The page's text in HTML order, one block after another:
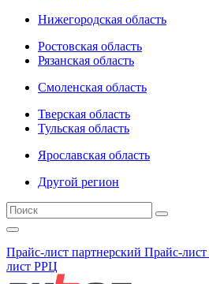
Нижегородская область
Ростовская область
Рязанская область
Смоленская область
Тверская область
Тульская область
Ярославская область
Другой регион
Прайс-лист партнерский Прайс-лист
лист РРЦ